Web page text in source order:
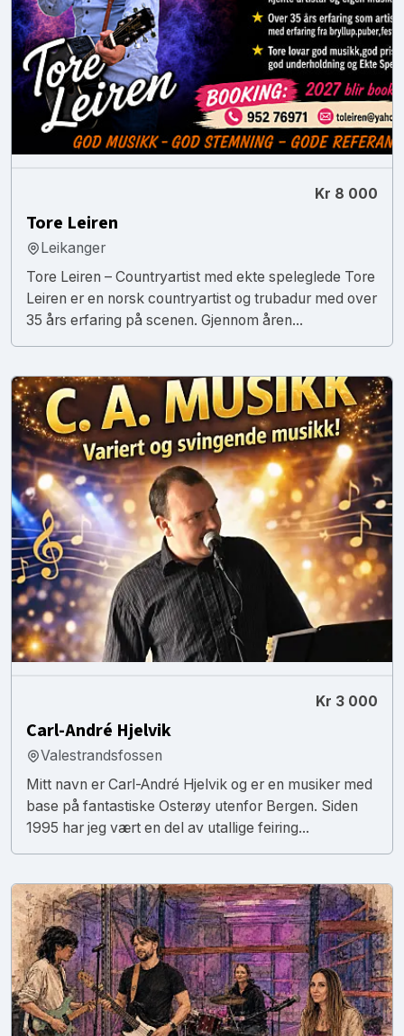
Kr 8 000
Tore Leiren
Leikanger
Tore Leiren – Countryartist med ekte speleglede Tore
Leiren er en norsk countryartist og trubadur med over
35 års erfaring på scenen. Gjennom åren...
Kr 3 000
Carl-André Hjelvik
Valestrandsfossen
Mitt navn er Carl-André Hjelvik og er en musiker med
base på fantastiske Osterøy utenfor Bergen. Siden
1995 har jeg vært en del av utallige feiring...